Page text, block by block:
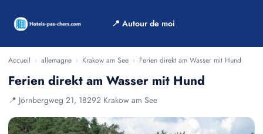
📍 Autour de moi
Accueil › allemagne › Krakow am See › Ferien direkt am Wasser mit Hund
Ferien direkt am Wasser mit Hund
📍 Jörnbergweg 21, 18292 Krakow am See